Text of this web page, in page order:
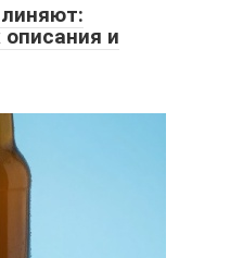
описания и